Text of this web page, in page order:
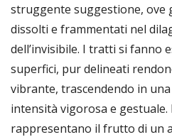
struggente suggestione, ove
dissolti e frammentati nel
dell’invisibile. I tratti si fanno
superfici, pur delineati
vibrante, trascendendo in
intensità vigorosa e
rappresentano il frutto di un